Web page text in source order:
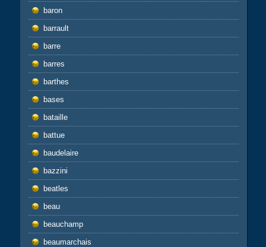
baron
barrault
barre
barres
barthes
bases
bataille
battue
baudelaire
bazzini
beatles
beau
beauchamp
beaumarchais